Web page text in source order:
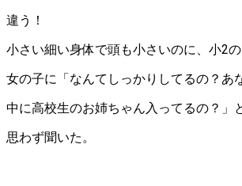
違う！
小さい細い身体で頭も小さいのに、小2の
女の子に「なんてしっかりしてるの？あ
中に高校生のお姉ちゃん入ってるの？」
思わず聞いた。